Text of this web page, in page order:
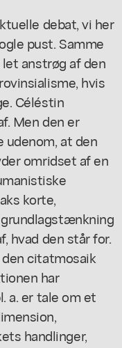
debat, vi her
pust. Samme
anstrøg af den
hvis
Céléstin
Men den er
at den
omridset af en
korte,
hvad den står for.
citatmosaik
har
a. er tale om et
handlinger,